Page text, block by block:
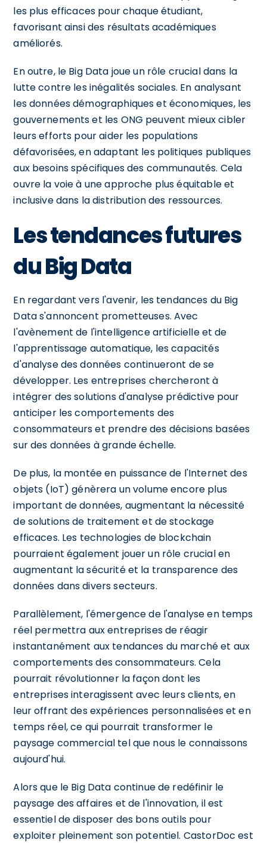
les plus efficaces pour chaque étudiant,
favorisant ainsi des résultats académiques
améliorés.
En outre, le Big Data joue un rôle crucial dans la
lutte contre les inégalités sociales. En analysant
les données démographiques et économiques, les
gouvernements et les ONG peuvent mieux cibler
leurs efforts pour aider les populations
défavorisées, en adaptant les politiques publiques
aux besoins spécifiques des communautés. Cela
ouvre la voie à une approche plus équitable et
inclusive dans la distribution des ressources.
Les tendances futures
du Big Data
En regardant vers l'avenir, les tendances du Big
Data s'annoncent prometteuses. Avec
l'avènement de l'intelligence artificielle et de
l'apprentissage automatique, les capacités
d'analyse des données continueront de se
développer. Les entreprises chercheront à
intégrer des solutions d'analyse prédictive pour
anticiper les comportements des
consommateurs et prendre des décisions basées
sur des données à grande échelle.
De plus, la montée en puissance de l'Internet des
objets (IoT) génèrera un volume encore plus
important de données, augmentant la nécessité
de solutions de traitement et de stockage
efficaces. Les technologies de blockchain
pourraient également jouer un rôle crucial en
augmentant la sécurité et la transparence des
données dans divers secteurs.
Parallèlement, l'émergence de l'analyse en temps
réel permettra aux entreprises de réagir
instantanément aux tendances du marché et aux
comportements des consommateurs. Cela
pourrait révolutionner la façon dont les
entreprises interagissent avec leurs clients, en
leur offrant des expériences personnalisées et en
temps réel, ce qui pourrait transformer le
paysage commercial tel que nous le connaissons
aujourd'hui.
Alors que le Big Data continue de redéfinir le
paysage des affaires et de l'innovation, il est
essentiel de disposer des bons outils pour
exploiter pleinement son potentiel. CastorDoc est